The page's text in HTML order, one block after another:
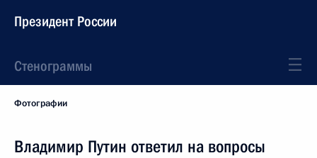
Президент России
Стенограммы
Фотографии
Владимир Путин ответил на вопросы